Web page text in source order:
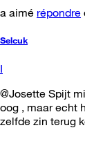
a aimé répondre
Selcuk
I
@Josette Spijt
oog , maar echt
zelfde zin terug